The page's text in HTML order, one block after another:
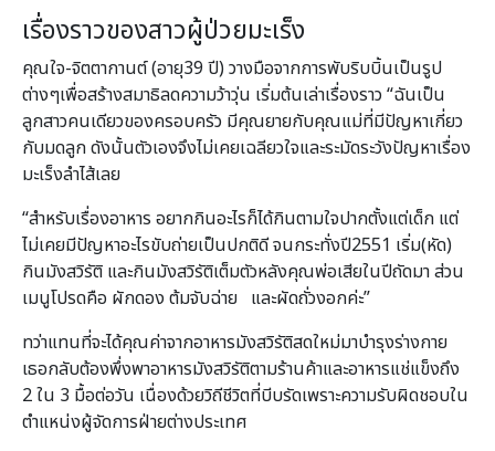
เรื่องราวของสาวผู้ป่วยมะเร็ง
คุณใจ-จิตตากานต์ (อายุ39 ปี) วางมือจากการพับริบบิ้นเป็นรูป
ต่างๆเพื่อสร้างสมาธิลดความว้าวุ่น เริ่มต้นเล่าเรื่องราว “ฉันเป็น
ลูกสาวคนเดียวของครอบครัว มีคุณยายกับคุณแม่ที่มีปัญหาเกี่ยว
กับมดลูก ดังนั้นตัวเองจึงไม่เคยเฉลียวใจและระมัดระวังปัญหาเรื่อง
มะเร็งลำไส้เลย
“สำหรับเรื่องอาหาร อยากกินอะไรก็ได้กินตามใจปากตั้งแต่เด็ก แต่
ไม่เคยมีปัญหาอะไรขับถ่ายเป็นปกติดี จนกระทั่งปี2551 เริ่ม(หัด)
กินมังสวิรัติ และกินมังสวิรัติเต็มตัวหลังคุณพ่อเสียในปีถัดมา ส่วน
เมนูโปรดคือ ผักดอง ต้มจับฉ่าย และผัดถั่วงอกค่ะ”
ทว่าแทนที่จะได้คุณค่าจากอาหารมังสวิรัติสดใหม่มาบำรุงร่างกาย
เธอกลับต้องพึ่งพาอาหารมังสวิรัติตามร้านค้าและอาหารแช่แข็งถึง
2 ใน 3 มื้อต่อวัน เนื่องด้วยวิถีชีวิตที่บีบรัดเพราะความรับผิดชอบใน
ตำแหน่งผู้จัดการฝ่ายต่างประเทศ